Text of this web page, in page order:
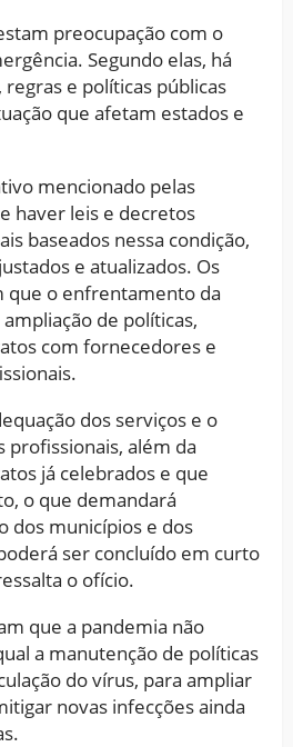
preocupação com o
Segundo elas, há
e políticas públicas
que afetam estados e
mencionado pelas
haver leis e decretos
baseados nessa condição,
e atualizados. Os
que o enfrentamento da
de políticas,
com fornecedores e
dos serviços e o
além da
já celebrados e que
o que demandará
dos municípios e dos
ser concluído em curto
o ofício.
que a pandemia não
a manutenção de políticas
do vírus, para ampliar
novas infecções ainda